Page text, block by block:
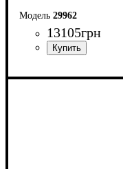
29962
13105грн
Ширина: 180 см